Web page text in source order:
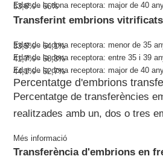
Edat de la dona receptora: major de 40
53,6% - 66%
Transferint embrions vitrificats
Edat de la dona receptora: menor de 35
33,5% - 64,1%
Edat de la dona receptora: entre 35 i 39
41,7% - 58,3%
Edat de la dona receptora: major de 40
44,1% - 52,7%
Percentatge d'embrions
Percentatge de transferències
realitzades amb un, dos o tres
Més informació
Transferència d'embrions en